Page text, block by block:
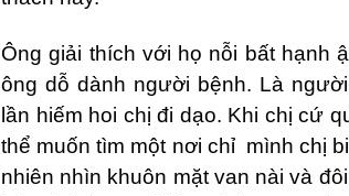
Ông giải thích với họ nỗi bất hạnh
ông dỗ dành người bệnh. Là
lần hiếm hoi chị đi dạo. Khi chị cứ
thể muốn tìm một nơi chỉ mình chị
nhiên nhìn khuôn mặt van nài và